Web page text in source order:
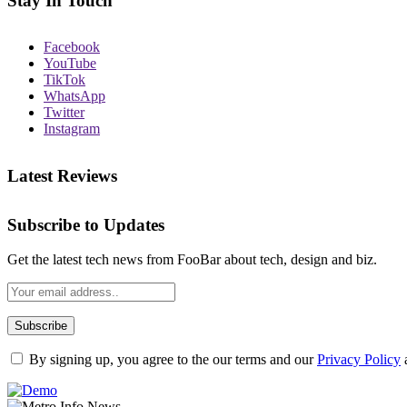
Facebook
YouTube
TikTok
WhatsApp
Twitter
Instagram
Latest Reviews
Subscribe to Updates
Get the latest tech news from FooBar about tech, design and biz.
By signing up, you agree to the our terms and ourPrivacy Policy